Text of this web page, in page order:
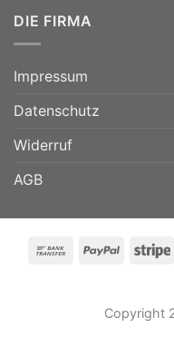
DIE FIRMA
Impressum
Datenschutz
Widerruf
AGB
Bank
PayPal
Copyright